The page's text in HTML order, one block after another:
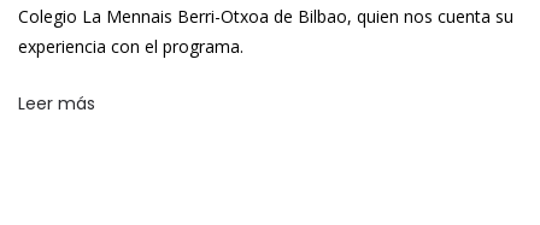
Colegio La Mennais Berri-Otxoa de Bilbao, quien nos cuenta su
experiencia con el programa.
Leer más